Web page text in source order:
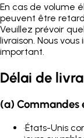
En cas de volume
peuvent être
Veuillez prévoir
livraison. Nous
important.
Délai de
(a) Commandes
•États-Unis